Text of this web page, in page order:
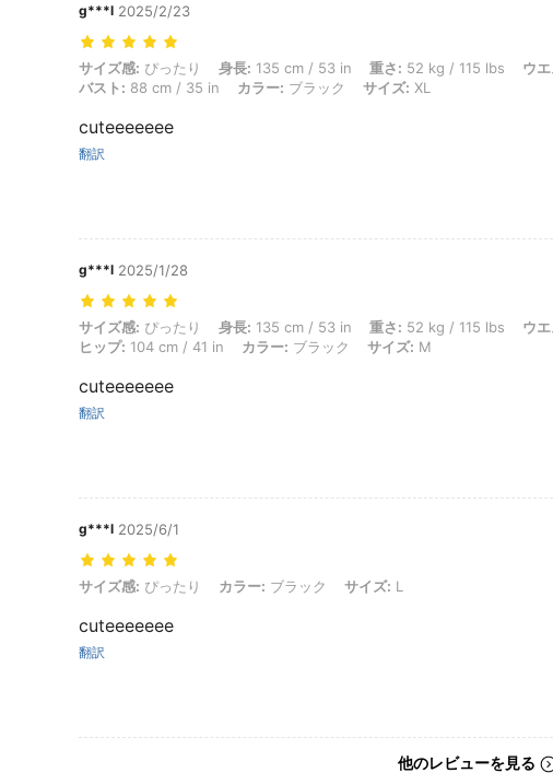
g***l 2025/2/23
サイズ感: ぴったり, 身長: 135 cm / 53 in, 重さ: 52 kg / 115 lbs, ウエスト: 73
サイズ感: ぴったり 身長: 135 cm / 53 in 重さ: 52 kg / 115 lbs ウ
バスト: 88 cm / 35 in カラー: ブラック サイズ: XL
cuteeeeeee
翻訳
g***l 2025/1/28
サイズ感: ぴったり, 身長: 135 cm / 53 in, 重さ: 52 kg / 115 lbs, ウエスト: 73
サイズ感: ぴったり 身長: 135 cm / 53 in 重さ: 52 kg / 115 lbs ウ
ヒップ: 104 cm / 41 in カラー: ブラック サイズ: M
cuteeeeeee
翻訳
g***l 2025/6/1
サイズ感: ぴったり, カラー: ブラック, サイズ: L
サイズ感: ぴったり カラー: ブラック サイズ: L
cuteeeeeee
翻訳
他のレビューを見る